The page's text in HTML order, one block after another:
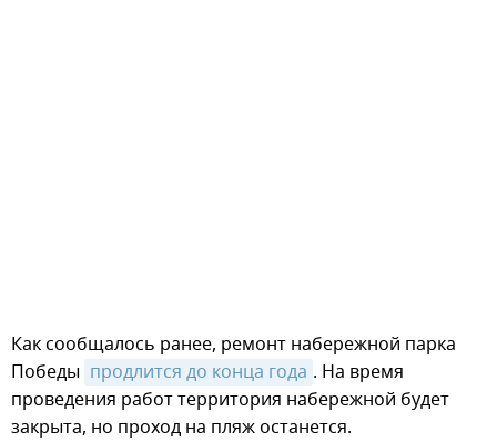
Как сообщалось ранее, ремонт набережной парка
Победы продлится до конца года . На время
проведения работ территория набережной будет
закрыта, но проход на пляж останется.